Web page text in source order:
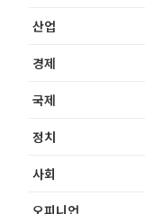
산업
경제
국제
정치
사회